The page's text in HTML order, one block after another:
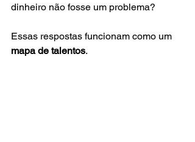
dinheiro não fosse um problema?
Essas respostas funcionam como um
mapa de talentos.